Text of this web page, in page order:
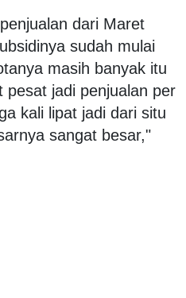
dari Maret
sudah mulai
masih banyak itu
pesat jadi penjualan per
kali lipat jadi dari situ
sangat besar,"